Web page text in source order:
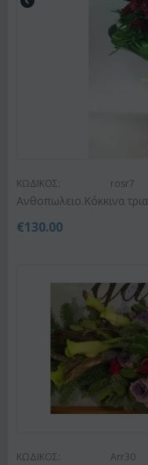
ΚΩΔΙΚΟΣ: rosr7
Ανθοπωλειο.Κόκκινα
€130.00
ΚΩΔΙΚΟΣ: Arr30